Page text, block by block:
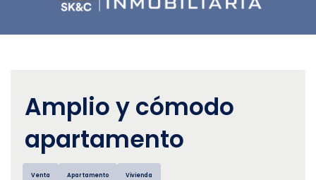
Amplio y cómodo
apartamento
Venta Apartamento Vivienda